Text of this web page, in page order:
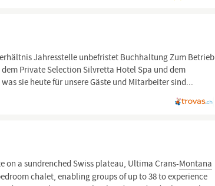
Jahresstelle unbefristet Buchhaltung Zum Betrieb
dem Private Selection Silvretta Hotel Spa und dem
sie heute für unsere Gäste und Mitarbeiter sind...
on a sundrenched Swiss plateau, Ultima Crans-Montana
chalet, enabling groups of up to 38 to experience